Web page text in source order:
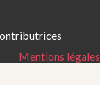
Mentions légales